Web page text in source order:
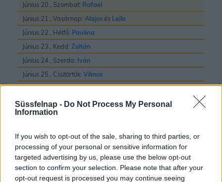
Süssfelnap - Do Not Process My Personal
Information
If you wish to opt-out of the sale, sharing to third parties, or
processing of your personal or sensitive information for
targeted advertising by us, please use the below opt-out
section to confirm your selection. Please note that after your
opt-out request is processed you may continue seeing
Június 20., Szombat: Rafael
Június 21., Vasárnap: Alajos és Leila
Június 22., Hétfő: Paulina
Június 23., Kedd: Zoltán
Június 24., Szerda: Iván
Június 25., Csütörtök: Vilmos
Június 26., Péntek:JánosésPál
Június 27., Szombat:László
Június 28., Vasárnap:
Június 30., Kedd: